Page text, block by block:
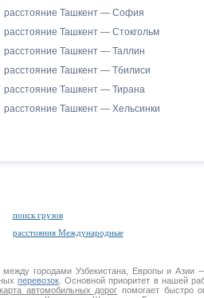
расстояние Ташкент — София
расстояние Ташкент — Стокгольм
расстояние Ташкент — Таллин
расстояние Ташкент — Тбилиси
расстояние Ташкент — Тирана
расстояние Ташкент — Хельсинки
поиск грузов
расстояния Международные
между городами Узбекистана, Европы и Азии
перевозок . Основной приоритет в нашей
карта автомобильных дорог помогает быстро